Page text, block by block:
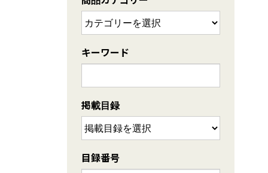
キーワード
掲載目録
目録番号